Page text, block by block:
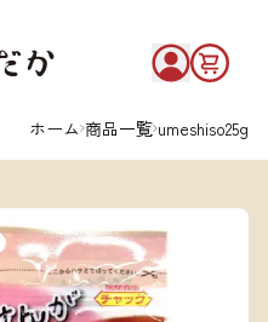
ホーム 商品一覧 umeshiso25g